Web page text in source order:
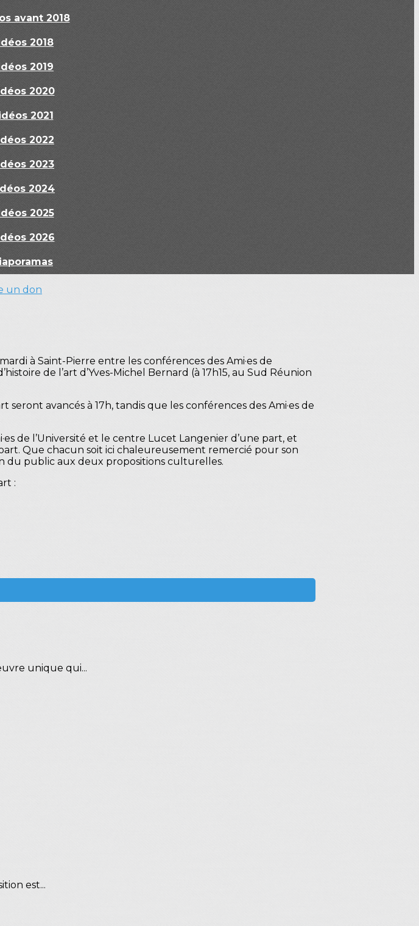
avant 2018
2018
2019
2020
2021
2022
2023
2024
2025
2026
un don
à Saint-Pierre entre les conférences des Ami·es de
de l’art d’Yves-Michel Bernard (à 17h15, au Sud Réunion
seront avancés à 17h, tandis que les conférences des Ami·es de
de l’Université et le centre Lucet Langenier d’une part, et
Que chacun soit ici chaleureusement remercié pour son
du public aux deux propositions culturelles.
:
unique qui...
est...